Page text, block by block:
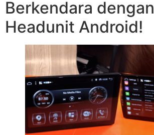
Berkendara dengan
Headunit Android!